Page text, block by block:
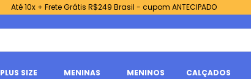
Até 10x + Frete Grátis R$249 Brasil - cupom ANTECIPADO
PLUS SIZE MENINAS MENINOS CALÇADOS